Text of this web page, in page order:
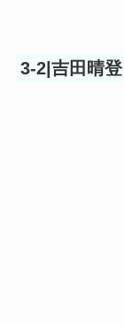
3-2|吉田晴